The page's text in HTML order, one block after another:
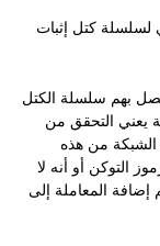
لسلسلة كتل إثبات
بهم سلسلة الكتل
يعني التحقق من
الشبكة من هذه
التوكن أو أنه لا
المعاملة إلى